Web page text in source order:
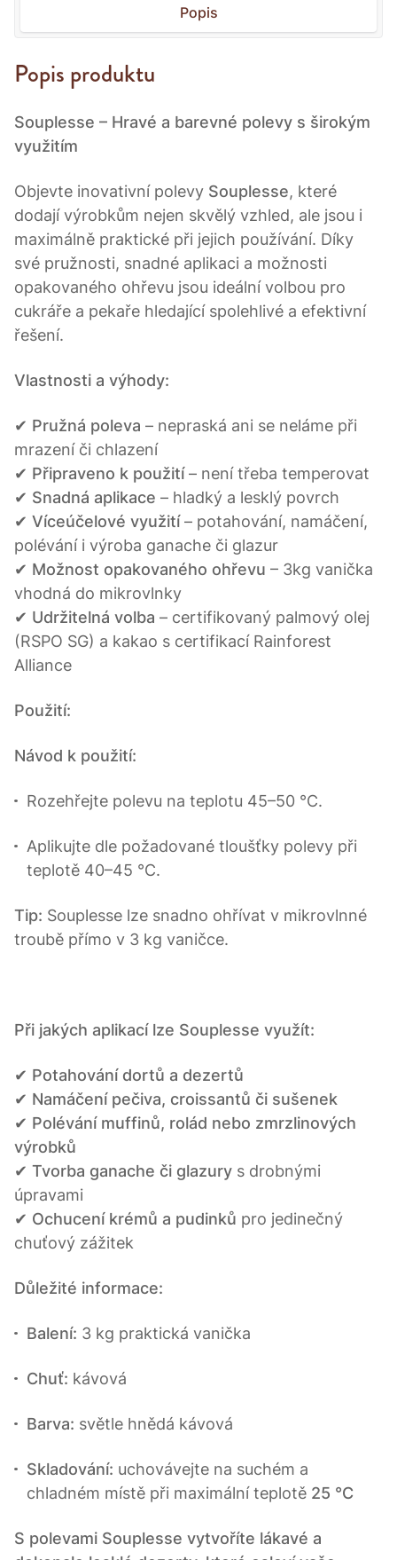
Popis
Popis produktu
Souplesse – Hravé a barevné polevy s širokým
využitím
Objevte inovativní polevy Souplesse, které
dodají výrobkům nejen skvělý vzhled, ale jsou i
maximálně praktické při jejich používání. Díky
své pružnosti, snadné aplikaci a možnosti
opakovaného ohřevu jsou ideální volbou pro
cukráře a pekaře hledající spolehlivé a efektivní
řešení.
Vlastnosti a výhody:
✔ Pružná poleva – nepraská ani se neláme při
mrazení či chlazení
✔ Připraveno k použití– není třeba temperovat
✔ Snadná aplikace – hladký a lesklý povrch
✔ Víceúčelové využití– potahování, namáčení,
polévání i výroba ganache či glazur
✔ Možnost opakovaného ohřevu – 3kg vanička
vhodná do mikrovlnky
✔ Udržitelná volba – certifikovaný palmový olej
(RSPO SG) a kakao s certifikací Rainforest
Alliance
Použití:
Návod k použití:
Rozehřejte polevu na teplotu 45–50 °C.
Aplikujte dle požadované tloušťky polevy při
teplotě 40–45 °C.
Tip: Souplesse lze snadno ohřívat v mikrovlnné
troubě přímo v 3 kg vaničce.
Při jakých aplikací lze Souplesse využít:
✔ Potahování dortů a dezertů
✔ Namáčení pečiva, croissantů či sušenek
✔ Polévání muffinů, rolád nebo zmrzlinových
výrobků
✔ Tvorba ganache či glazury s drobnými
úpravami
✔ Ochucení krémů a pudinků pro jedinečný
chuťový zážitek
Důležité informace:
Balení: 3 kg praktická vanička
Chuť: kávová
Barva: světle hnědá kávová
Skladování: uchovávejte na suchém a
chladném místě při maximální teplotě 25 °C
S polevami Souplesse vytvoříte lákavé a